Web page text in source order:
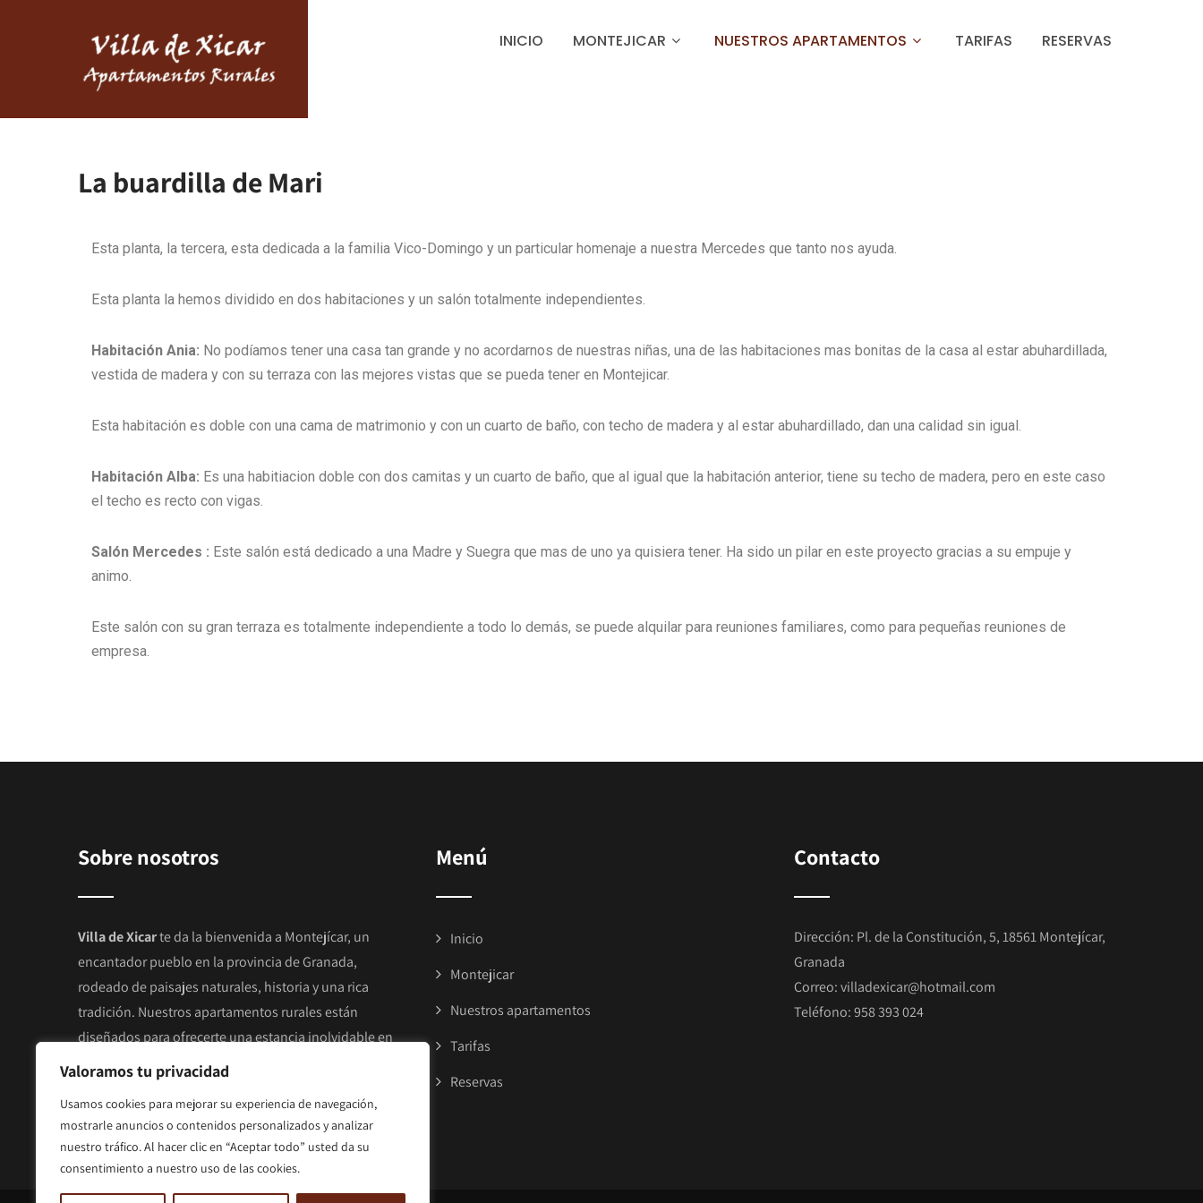
Valoramos tu privacidad
Usamos cookies para mejorar su experiencia de navegación,
mostrarle anuncios o contenidos personalizados y analizar
nuestro tráfico. Al hacer clic en “Aceptar todo” usted da su
consentimiento a nuestro uso de las cookies.
INICIO MONTEJICAR NUESTROS APARTAMENTOS TARIFAS RESERVAS
La buardilla de Mari
Esta planta, la tercera, esta dedicada a la familia Vico-Domingo y un particular homenaje a nuestra Mercedes que tanto nos ayuda.
Esta planta la hemos dividido en dos habitaciones y un salón totalmente independientes.
Habitación Ania: No podíamos tener una casa tan grande y no acordarnos de nuestras niñas, una de las habitaciones mas bonitas de la casa al estar abuhardillada,
vestida de madera y con su terraza con las mejores vistas que se pueda tener en Montejicar.
Esta habitación es doble con una cama de matrimonio y con un cuarto de baño, con techo de madera y al estar abuhardillado, dan una calidad sin igual.
Habitación Alba: Es una habitiacion doble con dos camitas y un cuarto de baño, que al igual que la habitación anterior, tiene su techo de madera, pero en este caso
el techo es recto con vigas.
Salón Mercedes : Este salón está dedicado a una Madre y Suegra que mas de uno ya quisiera tener. Ha sido un pilar en este proyecto gracias a su empuje y
animo.
Este salón con su gran terraza es totalmente independiente a todo lo demás, se puede alquilar para reuniones familiares, como para pequeñas reuniones de
empresa.
Sobre nosotros
Villa de Xicarte da la bienvenida a Montejícar, un
encantador pueblo en la provincia de Granada,
rodeado de paisajes naturales, historia y una rica
tradición. Nuestros apartamentos rurales están
diseñados para ofrecerte una estancia inolvidable en
un ambiente tranquilo y acogedor.
Alquiler de apartamentos rurales en Montejícar.
Menú
Inicio
Montejicar
Nuestros apartamentos
Tarifas
Reservas
Contacto
Dirección: Pl. de la Constitución, 5, 18561 Montejícar,
Granada
Correo:villadexicar@hotmail.com
Teléfono:958 393 024